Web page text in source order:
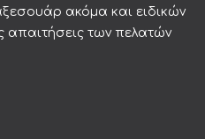
ακόμα και ειδικών
απαιτήσεις των πελατών